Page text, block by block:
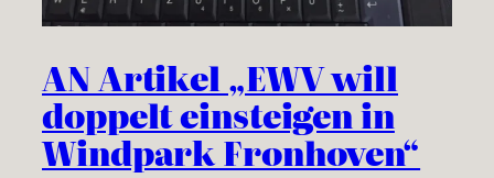
AN Artikel „EWV will
doppelt einsteigen in
Windpark Fronhoven“